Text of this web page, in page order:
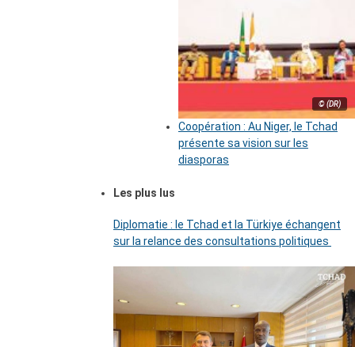
© (DR)
Coopération : Au Niger, le Tchad
présente sa vision sur les
diasporas
Les plus lus
Diplomatie : le Tchad et la Türkiye échangent
sur la relance des consultations politiques